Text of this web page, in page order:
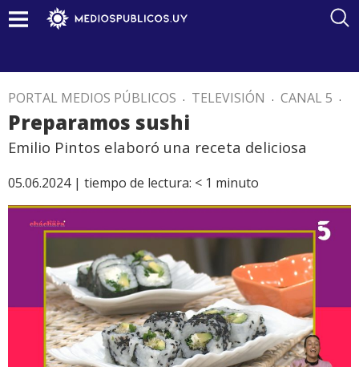
PORTAL MEDIOS PÚBLICOS . TELEVISIÓN . CANAL 5 .
Preparamos sushi
Emilio Pintos elaboró una receta deliciosa
05.06.2024 | tiempo de lectura: < 1 minuto